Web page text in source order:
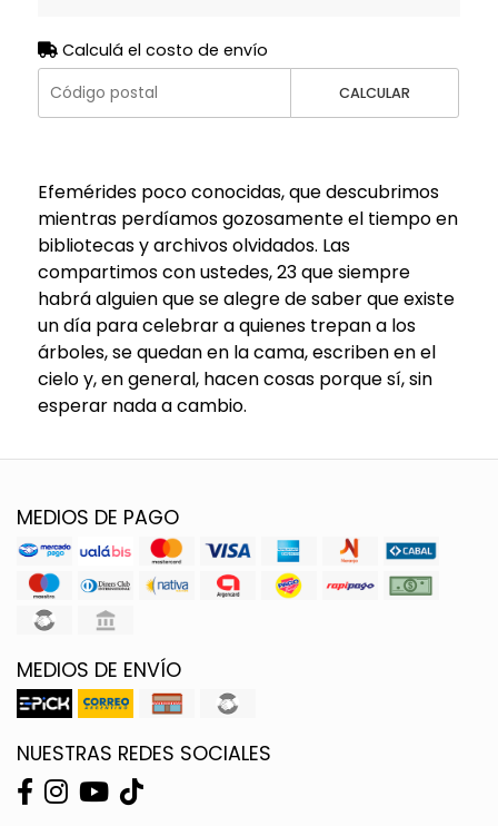
Calculá el costo de envío
CALCULAR
Efemérides poco conocidas, que descubrimos
mientras perdíamos gozosamente el tiempo en
bibliotecas y archivos olvidados. Las
compartimos con ustedes, 23 que siempre
habrá alguien que se alegre de saber que existe
un día para celebrar a quienes trepan a los
árboles, se quedan en la cama, escriben en el
cielo y, en general, hacen cosas porque sí, sin
esperar nada a cambio.
MEDIOS DE PAGO
MEDIOS DE ENVÍO
NUESTRAS REDES SOCIALES